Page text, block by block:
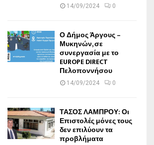
14/09/2024 0
Ο Δήμος Άργους –
Μυκηνών, σε
συνεργασία με το
EUROPE DIRECT
Πελοποννήσου
14/09/2024 0
ΤΑΣΟΣ ΛΑΜΠΡΟΥ: Οι
Επιστολές μόνες τους
δεν επιλύουν τα
προβλήματα